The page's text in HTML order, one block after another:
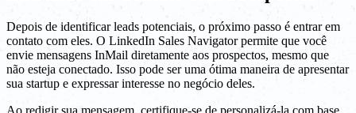
Depois de identificar leads potenciais, o próximo passo é entrar em
contato com eles. O LinkedIn Sales Navigator permite que você
envie mensagens InMail diretamente aos prospectos, mesmo que
não esteja conectado. Isso pode ser uma ótima maneira de apresentar
sua startup e expressar interesse no negócio deles.